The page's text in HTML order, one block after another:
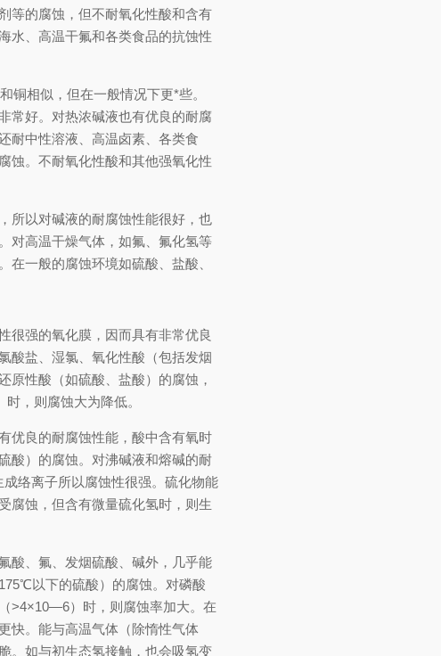
等的腐蚀，但不耐氧化性酸和含有
水、高温干氟和各类食品的抗蚀性
铜相似，但在一般情况下更*些。
常好。对热浓碱液也有优良的耐腐
耐中性溶液、高温卤素、各类食
蚀。不耐氧化性酸和其他强氧化性
所以对碱液的耐腐蚀性能很好，也
对高温干燥气体，如氟、氟化氢等
在一般的腐蚀环境如硫酸、盐酸、
很强的氧化膜，因而具有非常优良
酸盐、湿氯、氧化性酸（包括发烟
原性酸（如硫酸、盐酸）的腐蚀，
，则腐蚀大为降低。
优良的耐腐蚀性能，酸中含有氧时
酸）的腐蚀。对沸碱液和熔碱的耐
络离子所以腐蚀性很强。硫化物能
腐蚀，但含有微量硫化氢时，则生
酸、氟、发烟硫酸、碱外，几乎能
℃ 以下的硫酸）的腐蚀。对磷酸
>4×10—6）时，则腐蚀率加大。在
快。能与高温气体（除惰性气体
。如与初生态氢接触，也会吸氢变